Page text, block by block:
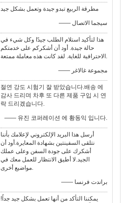
مطرقة الربيع تبدو جيدة وتعمل بشكل جيد
—— سيجما الاتصال
هذا لتأكيد استلام الطلب جيدًا وكل شيء في
حالة جيدة. أود أن أشكركم على خدمتكم
الاحترافية للغاية. لقد كانت هذه معاملة ممتعة.
—— مجموعة غالاغر
절연 강도 시험기 잘 받았습니다.배송 에
감사 드리며 차후 또 다른 제품 구입 시 연
락 드리겠습니다.
—— 유진 코퍼레이션 에 황동익 입니다.
أرسل هذا البريد الإلكتروني لإعلامك بأننا
نتلقى السفينتين بشهادة المعايرة.أود أن
أشكرك على جودة السفن وعلى عملك
الجيد.لا أطيق الانتظار للعمل معك في
مواضيع أخرى.
—— براندت فرنسا
يمكننا التأكد من أنها تعمل بشكل جيد جداً!